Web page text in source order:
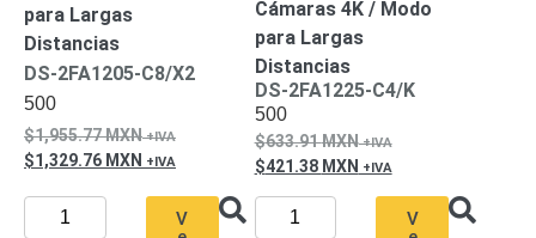
Sistemas
Completos
CanalesTurboHD
de 8
Canales
Monitores
para Largas
Distancias
DS-2FA1205-C8/X2
500
1,955.77MXN
1,329.76 MXN
V
Cámaras 4K / Modo
para Largas
Distancias
DS-2FA1225-C4/K
500
633.91MXN
421.38 MXN
V